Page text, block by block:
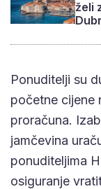
želi
Ponuditelji su
početne cijene
proračuna.
jamčevina
ponuditeljima
osiguranje